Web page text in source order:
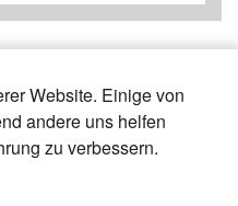
Website. Einige von
andere uns helfen
zu verbessern.
6 7 8 9
10